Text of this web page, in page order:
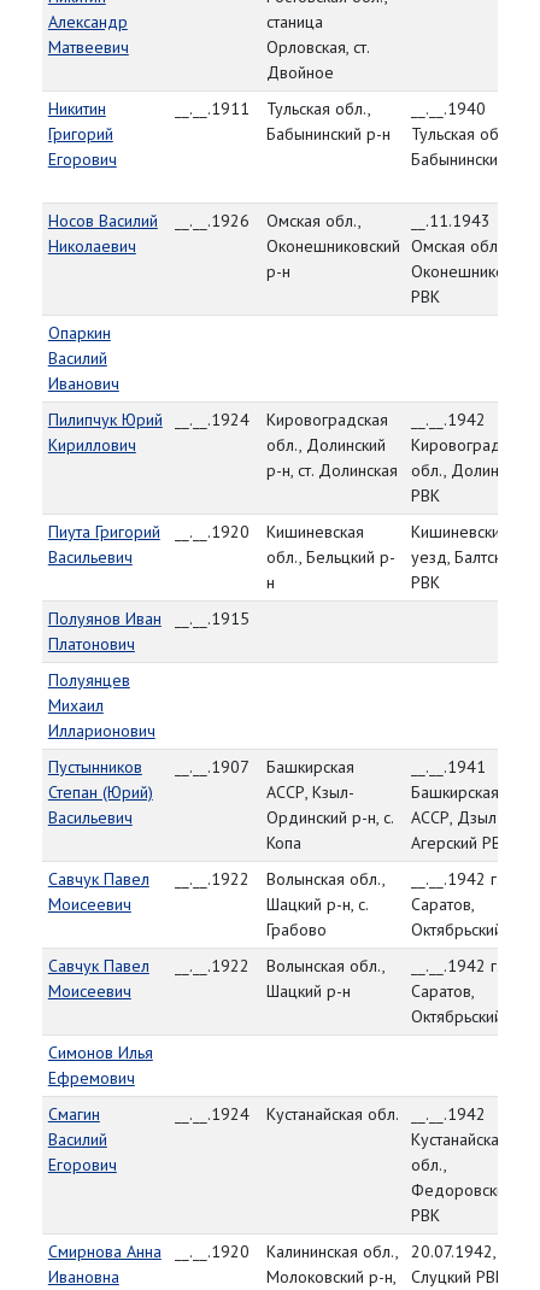
Александр
Матвеевич
станица
Орловская, ст.
Двойное
Никитин
Григорий
Егорович
__.__.1911
Тульская обл.,
Бабынинский р-н
__.__.1940
Тульская обл.,
Бабынинский РВК
Носов Василий
Николаевич
__.__.1926
Омская обл.,
Оконешниковский
р-н
__.11.1943
Омская обл.,
РВК
Опаркин
Василий
Иванович
Пилипчук Юрий
Кириллович
__.__.1924
Кировоградская
обл., Долинский
р-н, ст. Долинская
__.__.1942
Кировоградская
обл., Долинский
РВК
Пиута Григорий
Васильевич
__.__.1920
Кишиневская
обл., Бельцкий р-
н
Кишиневский
уезд, Балтский
РВК
Полуянов Иван
Платонович
__.__.1915
Полуянцев
Михаил
Илларионович
Пустынников
Степан (Юрий)
Васильевич
__.__.1907
Башкирская
АССР, Кзыл-
Ординский р-н, с.
Копа
__.__.1941
Башкирская
АССР, Дзыл-
Агерский РВК
Савчук Павел
Моисеевич
__.__.1922
Волынская обл.,
Шацкий р-н, с.
Грабово
__.__.1942 г.
Саратов,
Октябрьский РВК
Савчук Павел
Моисеевич
__.__.1922
Волынская обл.,
Шацкий р-н
__.__.1942 г.
Саратов,
Октябрьский РВК
Симонов Илья
Ефремович
Смагин
Василий
Егорович
__.__.1924 Кустанайская обл.
__.__.1942
Кустанайская
обл.,
Федоровский
РВК
Смирнова Анна
Ивановна
__.__.1920
Калининская обл.,
Молоковский р-н,
20.07.1942,
Слуцкий РВК,